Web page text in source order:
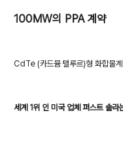
100MW의 PPA 계약
CdTe (카드뮴 텔루르)형 화합물
세계 1위 인 미국 업체 퍼스트 솔라